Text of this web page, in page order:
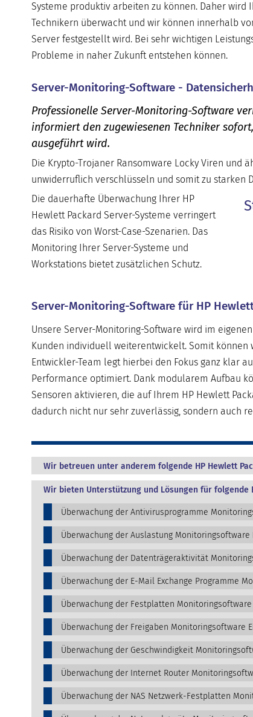
Systeme produktiv arbeiten zu können. Daher
Technikern überwacht und wir können innerhalb
Server festgestellt wird. Bei sehr wichtigen
Probleme in naher Zukunft entstehen können.
Server-Monitoring-Software -
Professionelle Server-Monitoring-Software
informiert den zugewiesenen Techniker
ausgeführt wird.
Die Krypto-Trojaner Ransomware Locky Viren
unwiderruflich verschlüsseln und somit zu starken
Die dauerhafte Überwachung Ihrer HP
Hewlett Packard Server-Systeme verringert
das Risiko von Worst-Case-Szenarien. Das
Monitoring Ihrer Server-Systeme und
Workstations bietet zusätzlichen Schutz.
Server-Monitoring-Software für HP
Unsere Server-Monitoring-Software wird im
Kunden individuell weiterentwickelt. Somit
Entwickler-Team legt hierbei den Fokus ganz klar
Performance optimiert. Dank modularem Aufbau
Sensoren aktivieren, die auf Ihrem HP Hewlett
dadurch nicht nur sehr zuverlässig, sondern auch
Wir betreuen unter anderem folgende HP Hewlett
Wir bieten Unterstützung und Lösungen für folgende
Überwachung der Antivirusprogramme
Überwachung der Auslastung Monitoringsoftware
Überwachung der Datenträgeraktivität
Überwachung der E-Mail Exchange Programme
Überwachung der Festplatten
Überwachung der Freigaben Monitoringsoftware
Überwachung der Geschwindigkeit
Überwachung der Internet Router
Überwachung der NAS Netzwerk-Festplatten